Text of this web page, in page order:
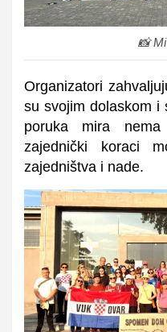
📸
Organizatori
su svojim dolaskom i
poruka mira
zajednički koraci
zajedništva i nade.